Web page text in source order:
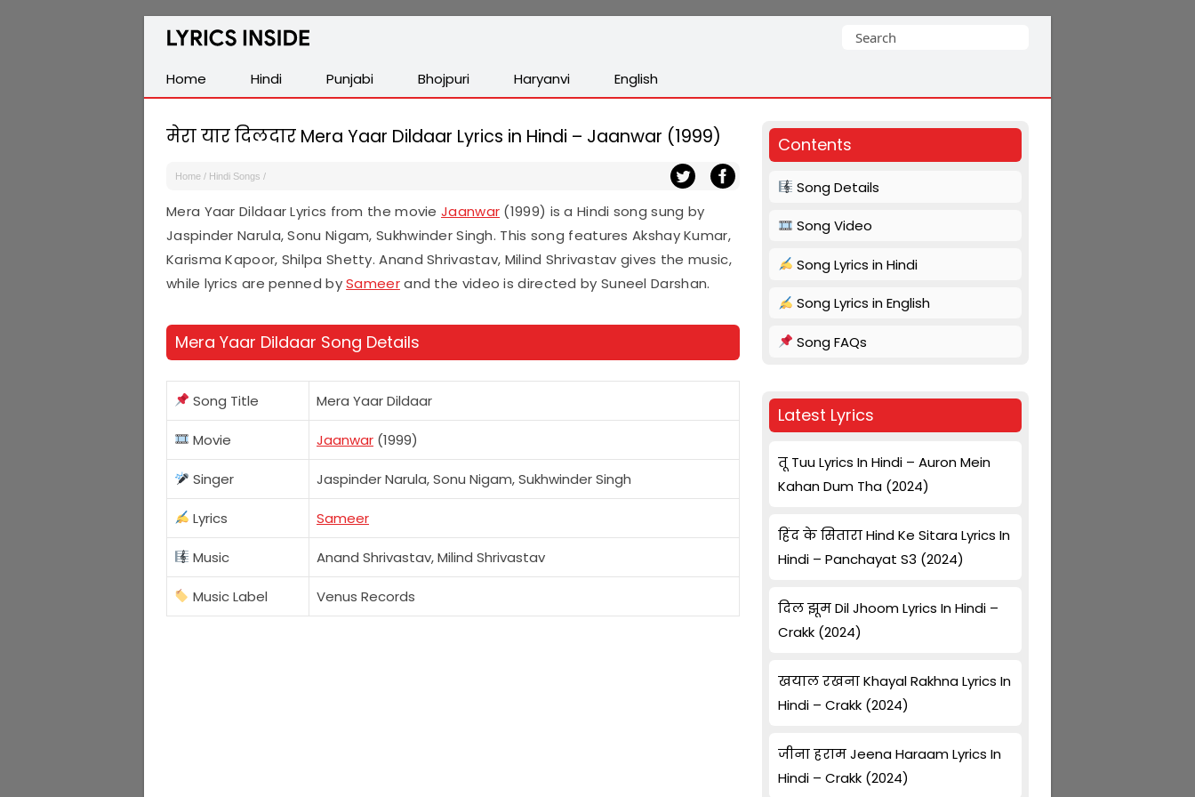
Latest
Hindi,
Tamil,
Malayalam,
Telugu,
English,
Punjabi
Lyrics
Search
Home
Hindi Punjabi Bhojpuri Haryanvi English
मेरा यार दिलदार Mera Yaar Dildaar Lyrics in Hindi – Jaanwar (1999)
Home / Hindi Songs /
Mera Yaar Dildaar Lyrics from the movie Jaanwar (1999) is a Hindi song sung by
Jaspinder Narula, Sonu Nigam, Sukhwinder Singh. This song features Akshay Kumar,
Karisma Kapoor, Shilpa Shetty. Anand Shrivastav, Milind Shrivastav gives the music,
while lyrics are penned bySameerand the video is directed by Suneel Darshan.
Mera Yaar Dildaar Song Details
Song Title Mera Yaar Dildaar
Movie Jaanwar (1999)
Singer Jaspinder Narula, Sonu Nigam, Sukhwinder Singh
Lyrics Sameer
Music Anand Shrivastav, Milind Shrivastav
Music Label Venus Records
Contents
Song Details
Song Video
Song Lyrics in Hindi
Song Lyrics in English
Song FAQs
Latest Lyrics
तू Tuu Lyrics In Hindi – Auron Mein
Kahan Dum Tha (2024)
हिंद के सितारा Hind Ke Sitara Lyrics In
Hindi – Panchayat S3 (2024)
दिल झूम Dil Jhoom Lyrics In Hindi –
Crakk (2024)
खयाल रखना Khayal Rakhna Lyrics In
Hindi – Crakk (2024)
जीना हराम Jeena Haraam Lyrics In
Hindi – Crakk (2024)